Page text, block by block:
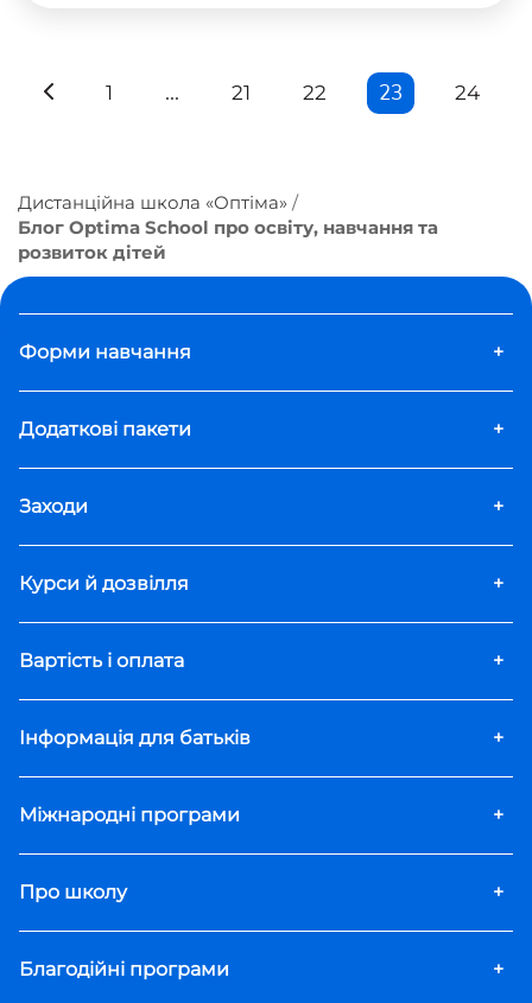
1 ... 21 22 23 24
Дистанційна школа «Оптіма»
Блог Optima School про освіту, навчання та
розвиток дітей
Форми навчання +
Додаткові пакети +
Заходи +
Курси й дозвілля +
Вартість і оплата +
Інформація для батьків +
Міжнародні програми +
Про школу +
Благодійні програми +